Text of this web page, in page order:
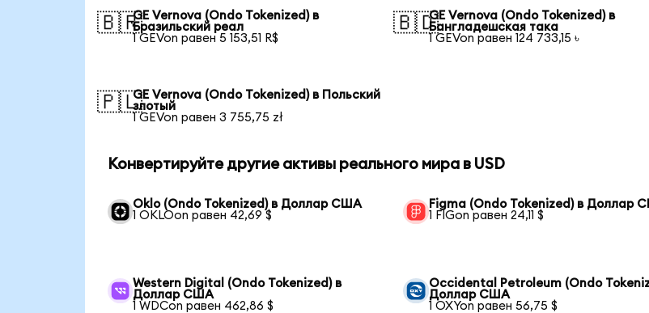
🇧🇷GE Vernova (Ondo Tokenized) в
Бразильский реал
1 GEVon равен 5 153,51 R$
🇧🇩GE Vernova (Ondo Tokenized) в
Бангладешская така
1 GEVon равен 124 733,15 ৳
🇵🇱GE Vernova (Ondo Tokenized) в Польский
злотый
1 GEVon равен 3 755,75 zł
Конвертируйте другие активы реального мира в USD
Oklo (Ondo Tokenized) в Доллар США
1 OKLOon равен 42,69 $
Figma (Ondo Tokenized) в Доллар
1 FIGon равен 24,11 $
Western Digital (Ondo Tokenized) в
Доллар США
1 WDCon равен 462,86 $
Occidental Petroleum (Ondo
Доллар США
1 OXYon равен 56,75 $